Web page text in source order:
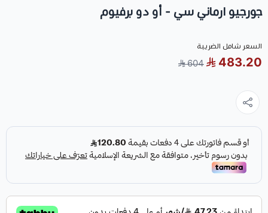
جورجيو ارماني سي - أو دو برفيوم
السعر شامل الضريبة
483.20
604